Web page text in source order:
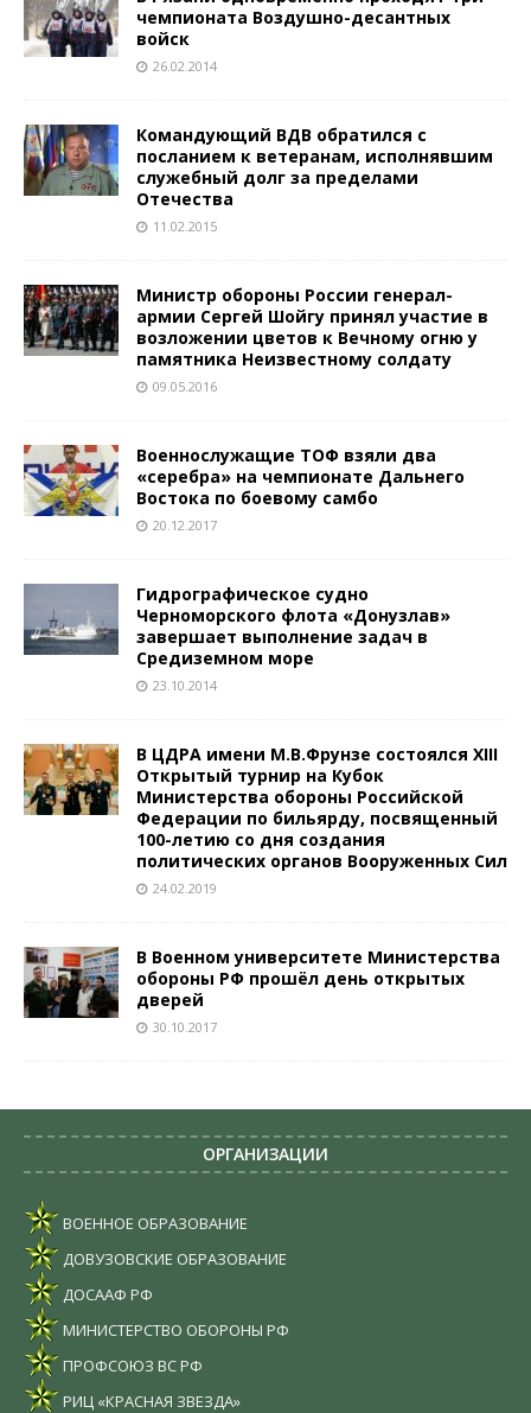
чемпионата Воздушно-десантных
войск
26.02.2014
Командующий ВДВ обратился с
посланием к ветеранам, исполнявшим
служебный долг за пределами
Отечества
11.02.2015
Министр обороны России генерал-
армии Сергей Шойгу принял участие в
возложении цветов к Вечному огню у
памятника Неизвестному солдату
09.05.2016
Военнослужащие ТОФ взяли два
«серебра» на чемпионате Дальнего
Востока по боевому самбо
20.12.2017
Гидрографическое судно
Черноморского флота «Донузлав»
завершает выполнение задач в
Средиземном море
23.10.2014
В ЦДРА имени М.В.Фрунзе состоялся XIII
Открытый турнир на Кубок
Министерства обороны Российской
Федерации по бильярду, посвященный
100-летию со дня создания
политических органов Вооруженных Сил
24.02.2019
В Военном университете Министерства
обороны РФ прошёл день открытых
дверей
30.10.2017
ОРГАНИЗАЦИИ
ВОЕННОЕ ОБРАЗОВАНИЕ
ДОВУЗОВСКИЕ ОБРАЗОВАНИЕ
ДОСААФ РФ
МИНИСТЕРСТВО ОБОРОНЫ РФ
ПРОФСОЮЗ ВС РФ
РИЦ «КРАСНАЯ ЗВЕЗДА»